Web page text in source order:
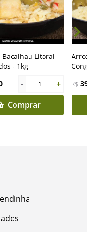
Bacalhau Litoral
- 1kg
- 1
+
Comprar
R$